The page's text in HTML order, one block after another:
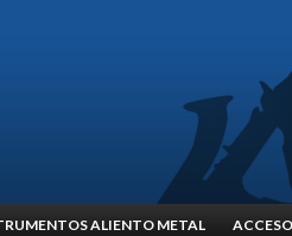
ALIENTO METAL